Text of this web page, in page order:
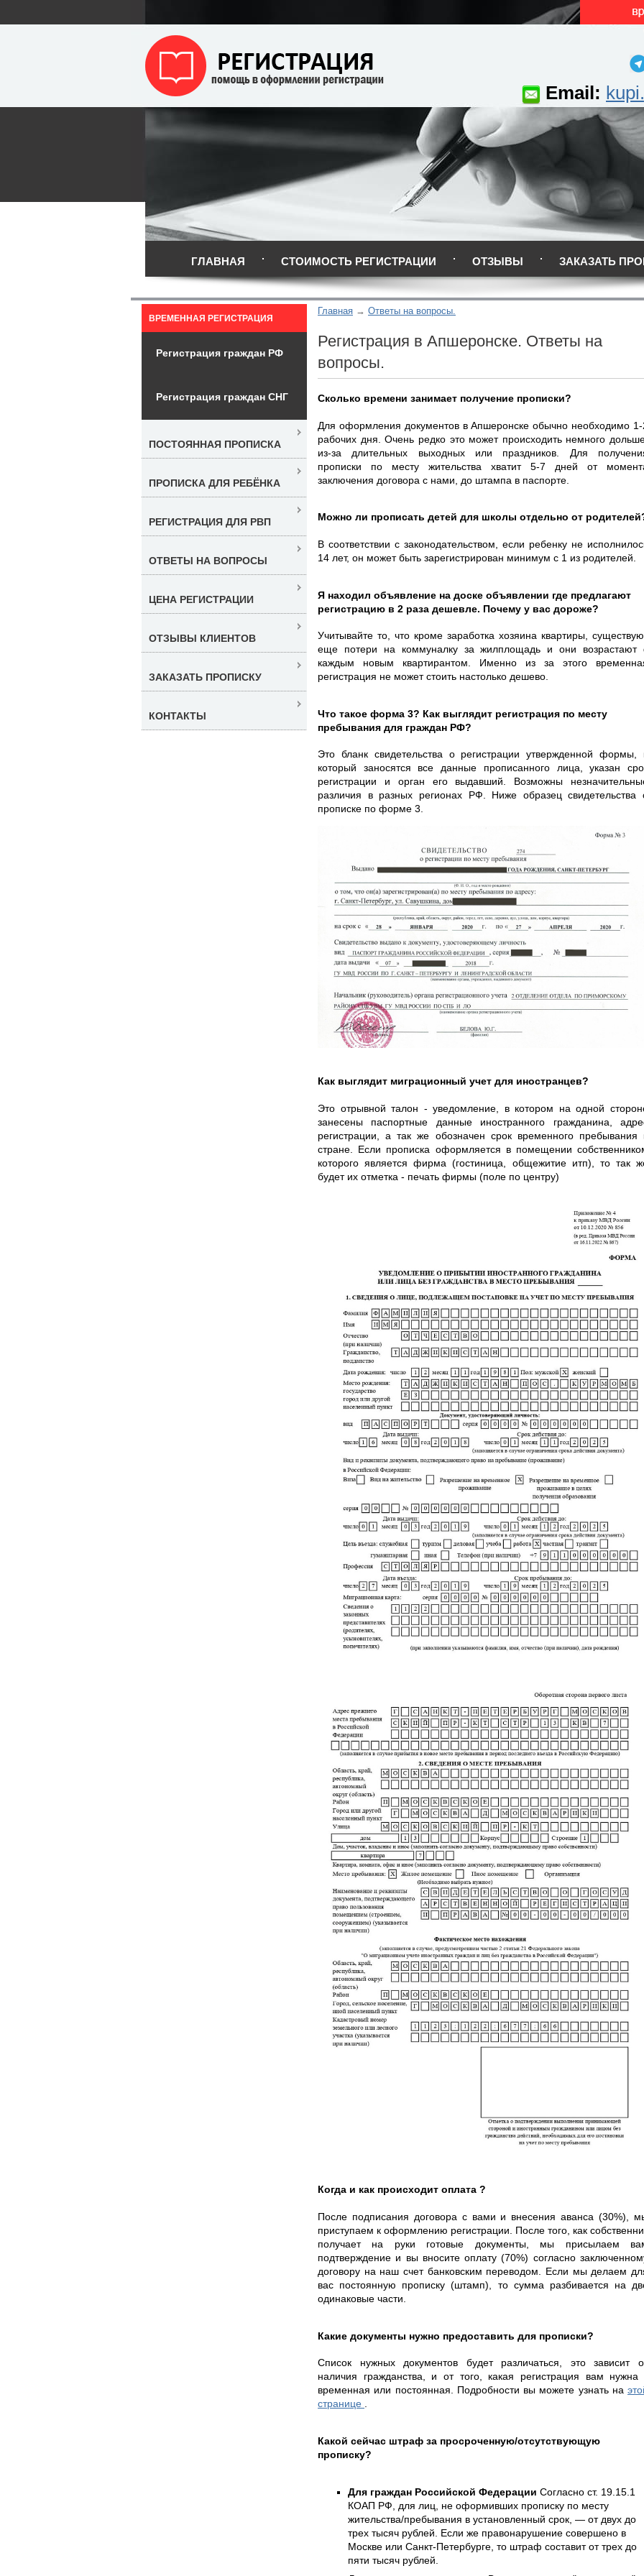
Email:
ГЛАВНАЯ СТОИМОСТЬ РЕГИСТРАЦИИ ОТЗЫВЫ ЗАКАЗАТЬ
Главная Ответы на вопросы.
Регистрация в Апшеронске. Ответы на
вопросы.
Сколько времени занимает получение прописки?
Для оформления документов в Апшеронске обычно необходимо 1-
рабочих дня. Очень редко это может происходить немного
из-за длительных выходных или праздников. Для
прописки по месту жительства хватит 5-7 дней от
заключения договора с нами, до штампа в паспорте.
Можно ли прописать детей для школы отдельно от
В соответствии с законодательством, если ребенку не
14 лет, он может быть зарегистрирован минимум с 1 из родителей.
Я находил объявление на доске объявлении где предлагают
регистрацию в 2 раза дешевле. Почему у вас дороже?
Учитывайте то, что кроме заработка хозяина квартиры,
еще потери на коммуналку за жилплощадь и они возрастают
каждым новым квартирантом. Именно из за этого
регистрация не может стоить настолько дешево.
Что такое форма 3? Как выглядит регистрация по месту
пребывания для граждан РФ?
Это бланк свидетельства о регистрации утвержденной формы,
который заносятся все данные прописанного лица, указан
регистрации и орган его выдавший. Возможны
различия в разных регионах РФ. Ниже образец свидетельства
прописке по форме 3.
Как выглядит миграционный учет для иностранцев?
Это отрывной талон - уведомление, в котором на одной
занесены паспортные данные иностранного гражданина,
регистрации, а так же обозначен срок временного пребывания
стране. Если прописка оформляется в помещении
которого является фирма (гостиница, общежитие итп), то так
будет их отметка - печать фирмы (поле по центру)
Когда и как происходит оплата ?
После подписания договора с вами и внесения аванса (30%),
приступаем к оформлению регистрации. После того, как
получает на руки готовые документы, мы присылаем
подтверждение и вы вносите оплату (70%) согласно
договору на наш счет банковским переводом. Если мы делаем
вас постоянную прописку (штамп), то сумма разбивается на
одинаковые части.
Какие документы нужно предоставить для прописки?
Список нужных документов будет различаться, это зависит
наличия гражданства, и от того, какая регистрация вам нужна
временная или постоянная. Подробности вы можете узнать на
странице .
Какой сейчас штраф за просроченную/отсутствующую
прописку?
Для граждан Российской Федерации Согласно ст. 19.15.1
КОАП РФ, для лиц, не оформивших прописку по месту
жительства/пребывания в установленный срок, — от двух до
трех тысяч рублей. Если же правонарушение совершено в
Москве или Санкт-Петербурге, то штраф составит от трех до
пяти тысяч рублей.
ВРЕМЕННАЯ РЕГИСТРАЦИЯ
Регистрация граждан РФ
Регистрация граждан СНГ
ПОСТОЯННАЯ ПРОПИСКА
ПРОПИСКА ДЛЯ РЕБЁНКА
РЕГИСТРАЦИЯ ДЛЯ РВП
ОТВЕТЫ НА ВОПРОСЫ
ЦЕНА РЕГИСТРАЦИИ
ОТЗЫВЫ КЛИЕНТОВ
ЗАКАЗАТЬ ПРОПИСКУ
КОНТАКТЫ